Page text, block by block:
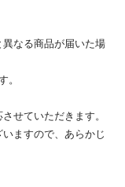
なる商品が届いた場
。
せていただきます。
ますので、あらかじ